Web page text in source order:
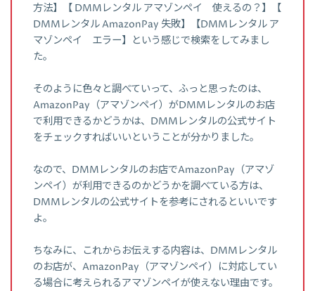
方法】【 DMMレンタル アマゾンペイ 使えるの？】【
DMMレンタル AmazonPay 失敗】【DMMレンタル ア
マゾンペイ エラー】という感じで検索をしてみまし
た。
そのように色々と調べていって、ふっと思ったのは、
AmazonPay（アマゾンペイ）がDMMレンタルのお店
で利用できるかどうかは、DMMレンタルの公式サイト
をチェックすればいいということが分かりました。
なので、DMMレンタルのお店でAmazonPay（アマゾ
ンペイ）が利用できるのかどうかを調べている方は、
DMMレンタルの公式サイトを参考にされるといいです
よ。
ちなみに、これからお伝えする内容は、DMMレンタル
のお店が、AmazonPay（アマゾンペイ）に対応してい
る場合に考えられるアマゾンペイが使えない理由です。